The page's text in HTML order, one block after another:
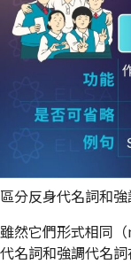
區分反身代名詞和
雖然它們形式相同
代名詞和強調代名